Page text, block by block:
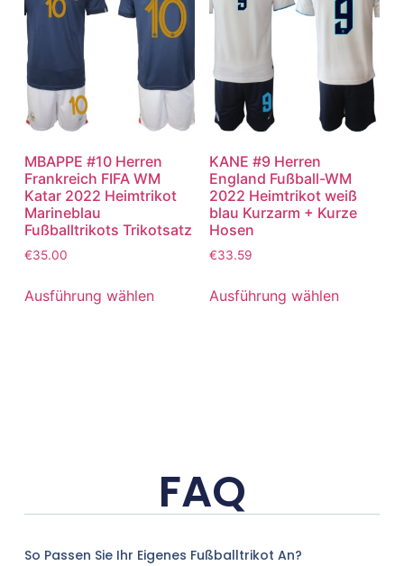
MBAPPE #10 Herren
Frankreich FIFA WM
Katar 2022 Heimtrikot
Marineblau
Fußballtrikots Trikotsatz
€35.00
Ausführung wählen
KANE #9 Herren
England Fußball-WM
2022 Heimtrikot weiß
blau Kurzarm + Kurze
Hosen
€33.59
Ausführung wählen
FAQ
So Passen Sie Ihr Eigenes Fußballtrikot An?